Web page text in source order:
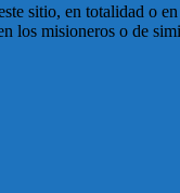
sitio, en totalidad o
los misioneros o de